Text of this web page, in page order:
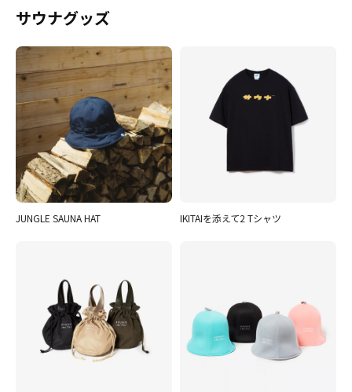
サウナグッズ
JUNGLE SAUNA HAT IKITAIを添えて2 Tシャツ